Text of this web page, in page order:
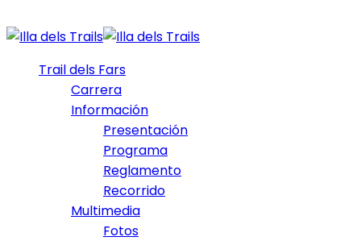
Trail dels Fars
Carrera
Información
Presentación
Programa
Reglamento
Recorrido
Multimedia
Fotos